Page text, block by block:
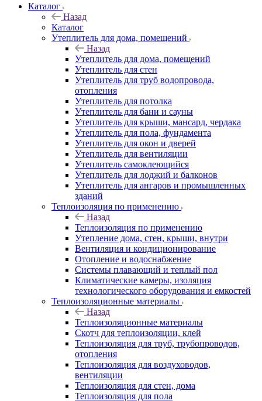
Каталог
Назад
Каталог
Утеплитель для дома, помещений
Назад
Утеплитель для дома, помещений
Утеплитель для стен
Утеплитель для труб водопровода,
отопления
Утеплитель для потолка
Утеплитель для бани и сауны
Утеплитель для крыши, мансард, чердака
Утеплитель для пола, фундамента
Утеплитель для окон и дверей
Утеплитель для вентиляции
Утеплитель самоклеющийся
Утеплитель для лоджий и балконов
Утеплитель для ангаров и промышленных
зданий
Теплоизоляция по применению
Назад
Теплоизоляция по применению
Утепление дома, стен, крыши, внутри
Вентиляция и кондиционирование
Отопление и водоснабжение
Системы плавающий и теплый пол
Климатические камеры, изоляция
технологического оборудования и емкостей
Теплоизоляционные материалы
Назад
Теплоизоляционные материалы
Скотч для теплоизоляции, клей
Теплоизоляция для труб, трубопроводов,
отопления
Теплоизоляция для воздуховодов,
вентиляции
Теплоизоляция для стен, дома
Теплоизоляция для пола